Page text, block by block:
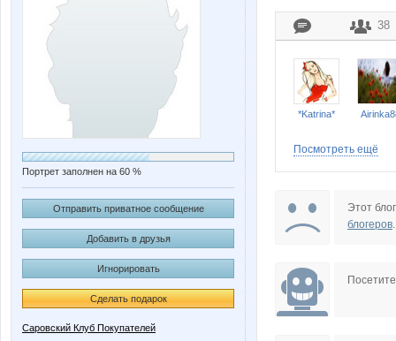
Портрет заполнен на 60 %
Отправить приватное сообщение
Добавить в друзья
Игнорировать
Сделать подарок
Саровский Клуб Покупателей
38
*Katrina*
Посмотреть ещё
Этот
блогеров.